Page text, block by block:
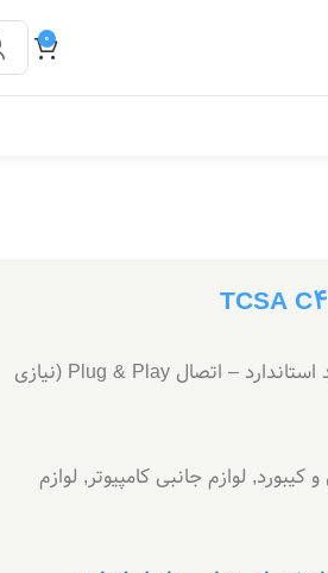
0
کیبورد: تعداد کلیدها: 104 کلید استاندارد – اتصال Plug & Play (نیازی
, لوازم جانبی کامپیوتر, لوازم